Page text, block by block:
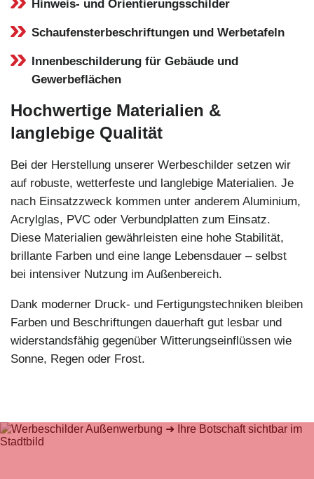
Hinweis- und Orientierungsschilder
Schaufensterbeschriftungen und Werbetafeln
Innenbeschilderung für Gebäude und
Gewerbeflächen
Hochwertige Materialien &
langlebige Qualität
Bei der Herstellung unserer Werbeschilder setzen wir
auf robuste, wetterfeste und langlebige Materialien. Je
nach Einsatzzweck kommen unter anderem Aluminium,
Acrylglas, PVC oder Verbundplatten zum Einsatz.
Diese Materialien gewährleisten eine hohe Stabilität,
brillante Farben und eine lange Lebensdauer – selbst
bei intensiver Nutzung im Außenbereich.
Dank moderner Druck- und Fertigungstechniken bleiben
Farben und Beschriftungen dauerhaft gut lesbar und
widerstandsfähig gegenüber Witterungseinflüssen wie
Sonne, Regen oder Frost.